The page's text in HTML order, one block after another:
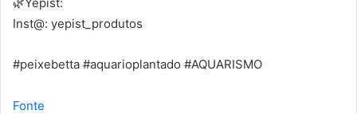
Inst@: yepist_produtos
#peixebetta #aquarioplantado #AQUARISMO
Fonte